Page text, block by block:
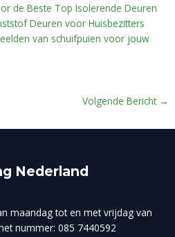
de Beste Top Isolerende Deuren
Deuren voor Huisbezitters
van schuifpuien voor jouw
Volgende Bericht →
Nederland
maandag tot en met vrijdag van
nummer: 085 7440592